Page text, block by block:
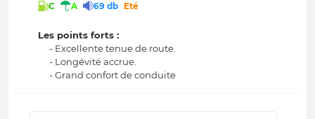
C A 69 db Eté
Les points forts :
- Excellente tenue de route.
- Longévité accrue.
- Grand confort de conduite